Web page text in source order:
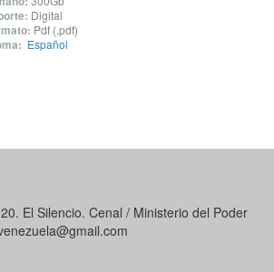
Digital
Pdf (.pdf)
Español
El Silencio. Cenal / Ministerio del Poder